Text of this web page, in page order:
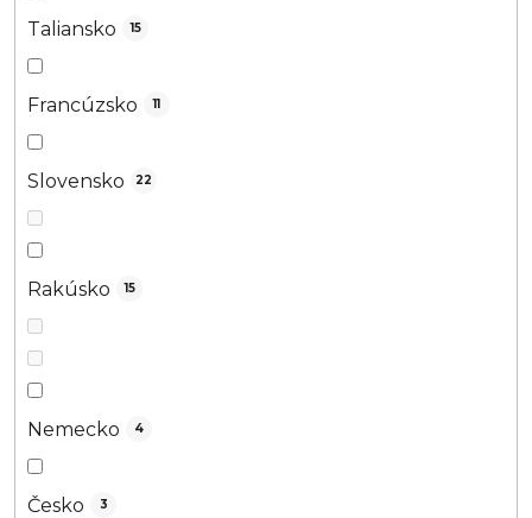
Taliansko 15
Francúzsko 11
Slovensko 22
Rakúsko 15
Nemecko 4
Česko 3